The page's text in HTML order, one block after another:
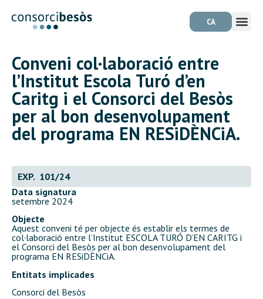
CA
Conveni col·laboració entre
l’Institut Escola Turó d’en
Caritg i el Consorci del Besòs
per al bon desenvolupament
del programa EN RESiDÈNCiA.
EXP. 101/24
Data signatura
setembre 2024
Objecte
Aquest conveni té per objecte és establir els termes de
col·laboració entre l’Institut ESCOLA TURÓ D’EN CARITG i
el Consorci del Besòs per al bon desenvolupament del
programa EN RESiDÈNCiA.
Entitats implicades
Consorci del Besòs